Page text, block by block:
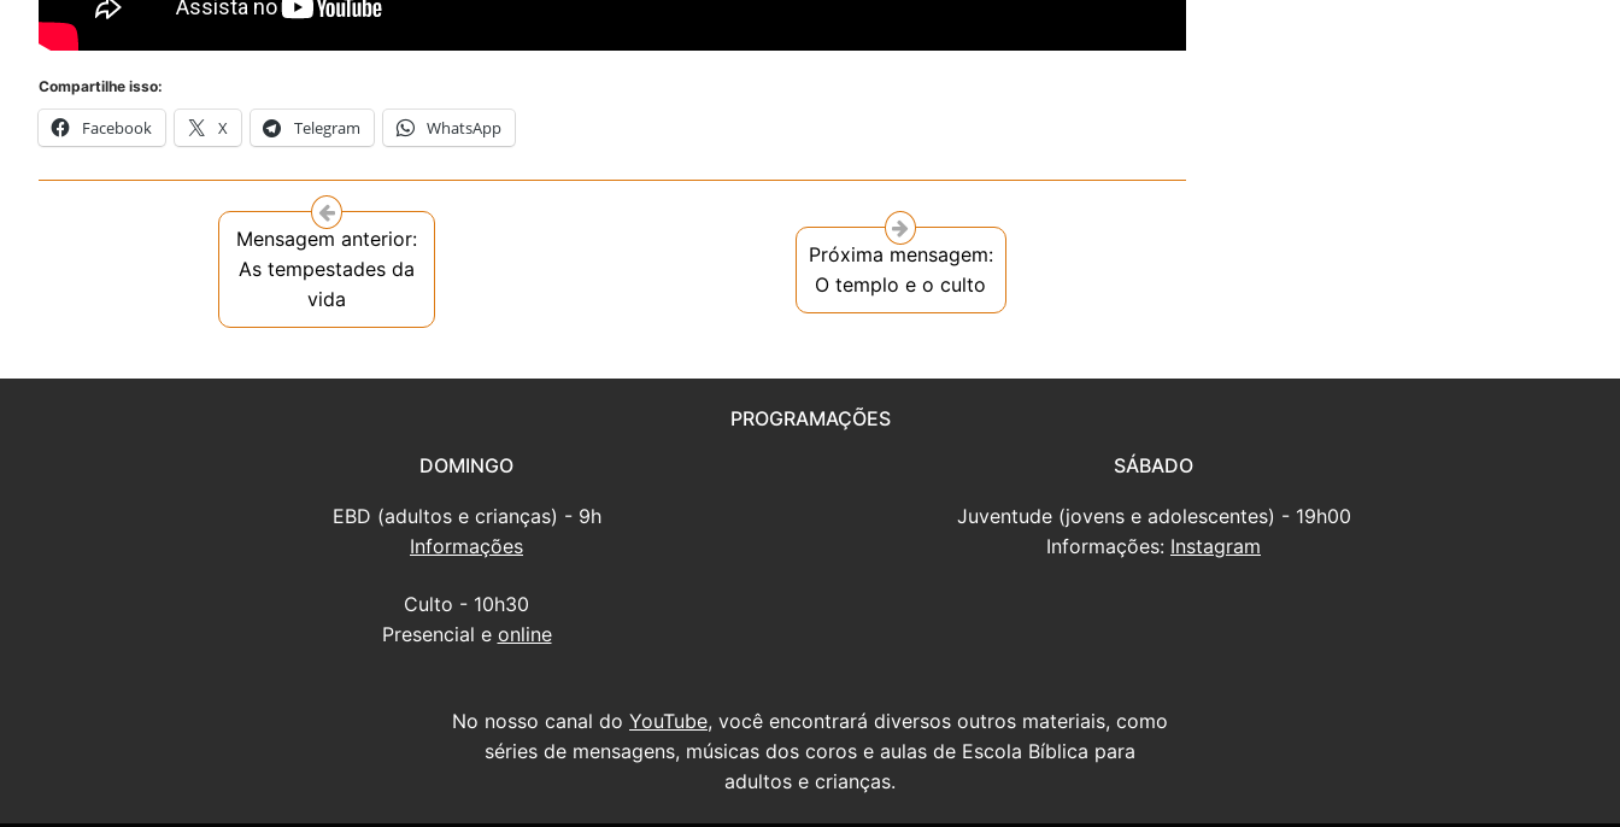
Compartilhe isso:
Facebook X Telegram WhatsApp
Mensagem anterior:
As tempestades da
vida
Próxima mensagem:
O templo e o culto
PROGRAMAÇÕES
DOMINGO
EBD (adultos e crianças) - 9h
Informações
Culto - 10h30
Presencial e online
SÁBADO
Juventude (jovens e adolescentes) - 19h00
Informações: Instagram
No nosso canal do YouTube, você encontrará diversos outros materiais, como
séries de mensagens, músicas dos coros e aulas de Escola Bíblica para
adultos e crianças.